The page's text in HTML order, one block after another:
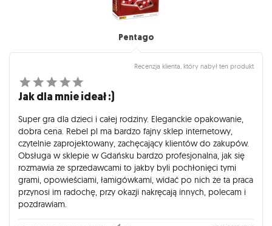
Pentago
Recenzja klienta, który nabył ten produkt
Jak dla mnie ideał :)
Super gra dla dzieci i całej rodziny. Eleganckie opakowanie,
dobra cena. Rebel pl ma bardzo fajny sklep internetowy,
czytelnie zaprojektowany, zachęcający klientów do zakupów.
Obsługa w sklepie w Gdańsku bardzo profesjonalna, jak się
rozmawia ze sprzedawcami to jakby byli pochłonięci tymi
grami, opowieściami, łamigówkami, widać po nich że ta praca
przynosi im radochę, przy okazji nakręcają innych, polecam i
pozdrawiam.